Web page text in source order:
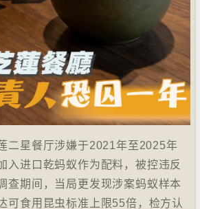
二星餐厅涉嫌于2021年至2025年
入进口乾蚂蚁作为配料，被控违反
查期间，当局更发现涉案蚂蚁样本
可食用昆虫标准上限55倍，检方认